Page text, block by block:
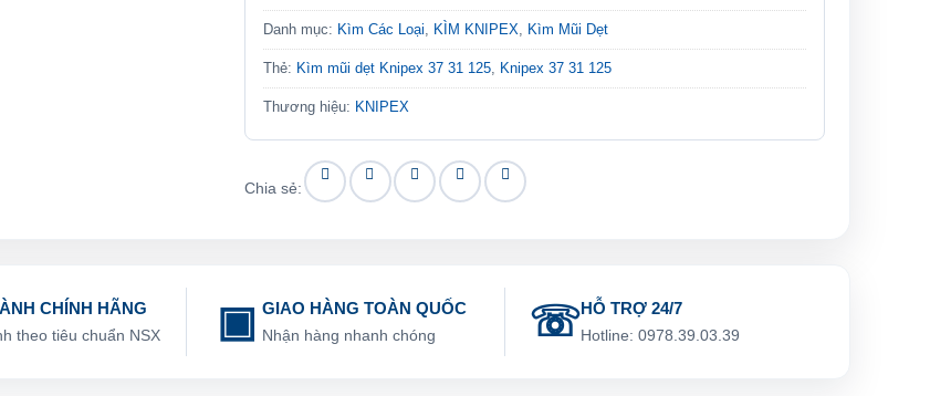
Danh mục: Kìm Các Loại KÌM KNIPEX Kìm Mũi Dẹt
Thẻ: Kìm mũi dẹt Knipex 37 31 125 Knipex 37 31 125
Thương hiệu: KNIPEX
Chia sẻ:
CHÍNH HÃNG
theo tiêu chuẩn NSX
GIAO HÀNG TOÀN QUỐC
Nhận hàng nhanh chóng
HỖ TRỢ 24/7
Hotline: 0978.39.03.39